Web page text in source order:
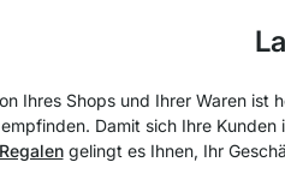
Ihres Shops und Ihrer Waren
Damit sich Ihre
Regalen gelingt es Ihnen, Ihr